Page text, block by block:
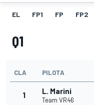
EL FP1 FP FP2
Q1
CLA PILOTA
1 L. Marini
Team VR46